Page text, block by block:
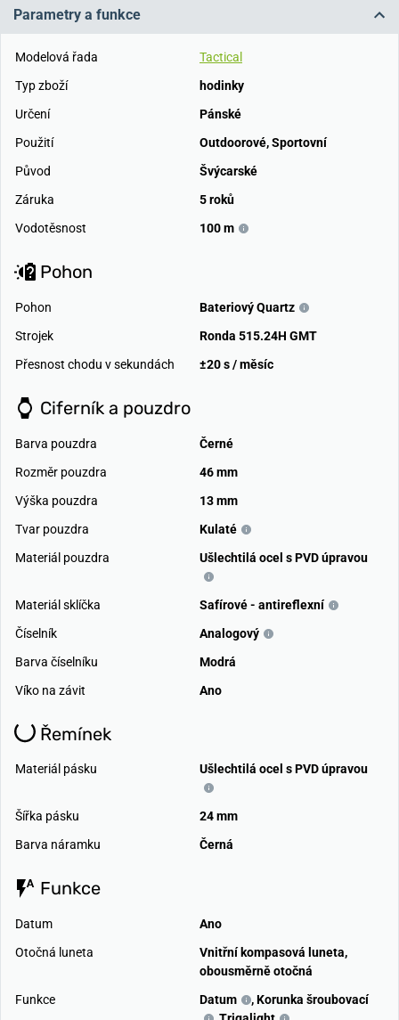
Parametry a funkce
Modelová řada
Tactical
Typ zboží
hodinky
Určení
Pánské
Použití
Outdoorové,Sportovní
Původ
Švýcarské
Záruka
5 roků
Vodotěsnost
100 m
Pohon
Pohon
Bateriový Quartz
Strojek
Ronda 515.24H GMT
Přesnost chodu v sekundách
±20 s / měsíc
Ciferník a pouzdro
Barva pouzdra
Černé
Rozměr pouzdra
46 mm
Výška pouzdra
13 mm
Tvar pouzdra
Kulaté
Materiál pouzdra
Ušlechtilá ocel s PVD úpravou
Materiál sklíčka
Safírové - antireflexní
Číselník
Analogový
Barva číselníku
Modrá
Víko na závit
Ano
Řemínek
Materiál pásku Ušlechtilá ocel s PVD úpravou
Šířka pásku
24 mm
Barva náramku
Černá
Funkce
Datum
Ano
Otočná luneta
Vnitřní kompasová luneta,
obousměrně otočná
Funkce
Datum ,Korunka šroubovací